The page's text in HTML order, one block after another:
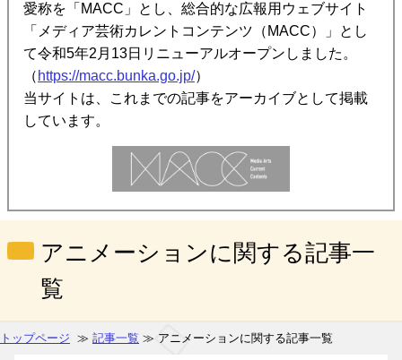
愛称を「MACC」とし、総合的な広報用ウェブサイト
「メディア芸術カレントコンテンツ（MACC）」とし
て令和5年2月13日リニューアルオープンしました。
（ https://macc.bunka.go.jp/）
当サイトは、これまでの記事をアーカイブとして掲載
しています。
アニメーションに関する記事一
覧
トップページ ≫ 記事一覧 ≫ アニメーションに関する記事一覧